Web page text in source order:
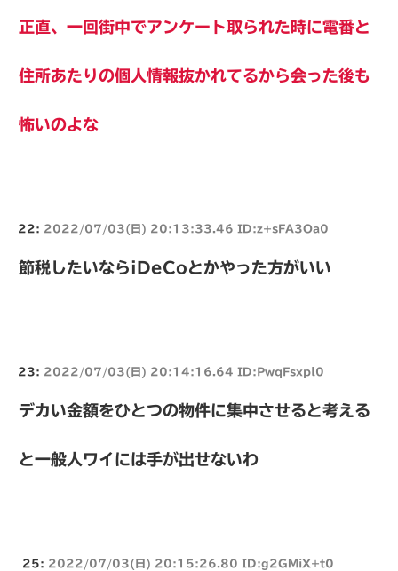
正直、一回街中でアンケート取られた時に電番と
住所あたりの個人情報抜かれてるから会った後も
怖いのよな
22: 2022/07/03(日) 20:13:33.46 ID:z+sFA3Oa0
節税したいならiDeCoとかやった方がいい
23: 2022/07/03(日) 20:14:16.64 ID:PwqFsxpl0
デカい金額をひとつの物件に集中させると考える
と一般人ワイには手が出せないわ
25: 2022/07/03(日) 20:15:26.80 ID:g2GMiX+t0